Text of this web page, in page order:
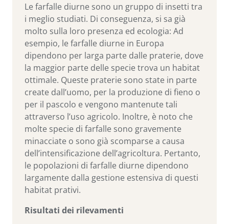
Le farfalle diurne sono un gruppo di insetti tra
i meglio studiati. Di conseguenza, si sa già
molto sulla loro presenza ed ecologia: Ad
esempio, le farfalle diurne in Europa
dipendono per larga parte dalle praterie, dove
la maggior parte delle specie trova un habitat
ottimale. Queste praterie sono state in parte
create dall’uomo, per la produzione di fieno o
per il pascolo e vengono mantenute tali
attraverso l’uso agricolo. Inoltre, è noto che
molte specie di farfalle sono gravemente
minacciate o sono già scomparse a causa
dell’intensificazione dell’agricoltura. Pertanto,
le popolazioni di farfalle diurne dipendono
largamente dalla gestione estensiva di questi
habitat prativi.
Risultati dei rilevamenti